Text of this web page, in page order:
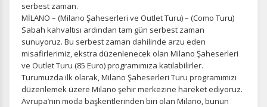
serbest zaman.
MİLANO – (Milano Şaheserleri ve Outlet Turu) – (Como Turu)
Sabah kahvaltısı ardından tam gün serbest zaman
sunuyoruz. Bu serbest zaman dahilinde arzu eden
misafirlerimiz, ekstra düzenlenecek olan Milano Şaheserleri
ve Outlet Turu (85 Euro) programımıza katılabilirler.
Turumuzda ilk olarak, Milano Şaheserleri Turu programımızı
düzenlemek üzere Milano şehir merkezine hareket ediyoruz.
Avrupa’nın moda başkentlerinden biri olan Milano, bunun